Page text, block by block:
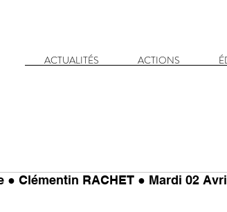
ACTUALITÉS ACTIONS
● Clémentin RACHET ● Mardi 02